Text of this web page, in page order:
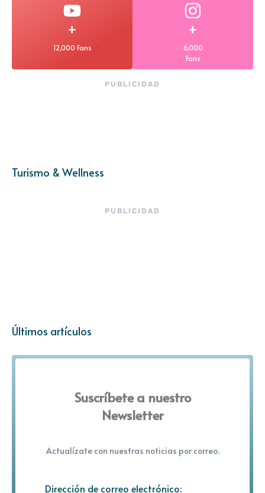
+
12,000 Fans
+
6,000
Fans
PUBLICIDAD
Turismo & Wellness
PUBLICIDAD
Últimos artículos
Suscríbete a nuestro
Newsletter
Actualízate con nuestras noticias por correo.
Dirección de correo electrónico: